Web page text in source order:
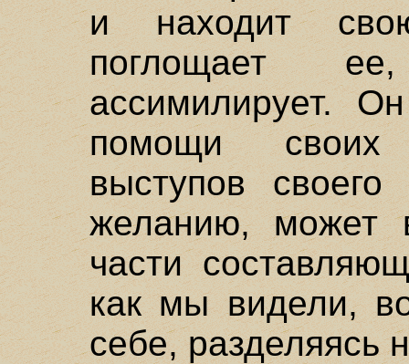
и находит
поглощает
ассимилирует.
помощи своих
выступов
желанию, может
части
как мы видели,
себе, разделяясь